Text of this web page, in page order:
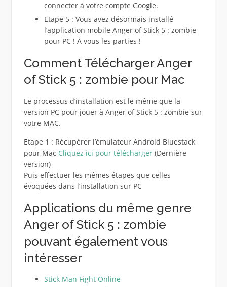
connecter à votre compte Google.
Etape 5 : Vous avez désormais installé
l’application mobile Anger of Stick 5 : zombie
pour PC ! A vous les parties !
Comment Télécharger Anger
of Stick 5 : zombie pour Mac
Le processus d’installation est le même que la
version PC pour jouer à Anger of Stick 5 : zombie sur
votre MAC.
Etape 1 : Récupérer l’émulateur Android Bluestack
pour Mac Cliquez ici pour télécharger(Dernière
version)
Puis effectuer les mêmes étapes que celles
évoquées dans l’installation sur PC
Applications du même genre
Anger of Stick 5 : zombie
pouvant également vous
intéresser
Stick Man Fight Online